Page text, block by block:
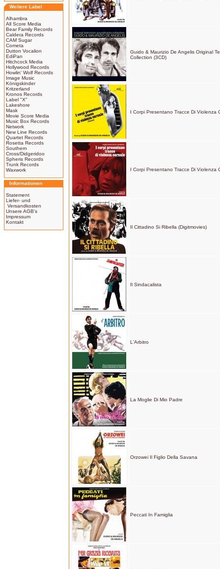
Weitere Label
Alhambra
All Score Media
Bear Family Records
Caldera Records
CAM Sugar
Cometa
Dutton Vocalion
EdiPan
Hitchcock Media
Hollywood Records
Howlin' Wolf Records
Image Music
Königskinder
Kritzerland
Kronos Records
Label "X"
Lakeshore
Mask
Movie Score Media
Music Box Records
Network
New Line Records
Quartet Records
Rosetta Records
Southern
Cross/Didgeridoo
Spheris Records
Trunk Records
Waxwork
Informationen
Statement
Liefer- und
Versandkosten
Unsere AGB's
Impressum
Kontakt
Guido & Maurizio De Angelis Original
Collection (3CD)
I Corpi Presentano Tracce Di Violenza
I Corpi Presentano Tracce Di Violenza
Il Cittadino Si Ribella (Digitmovies)
Il Sindacalista
L'Arbitro
La Moglie Di Mio Padre
Orzowei Il Figlio Della Savana
Peccati In Famiglia